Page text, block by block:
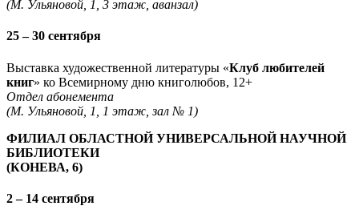
(М. Ульяновой, 1, 3 этаж, аванзал)
25 – 30 сентября
Выставка художественной литературы «Клуб любителей
книг» ко Всемирному дню книголюбов, 12+
Отдел абонемента
(М. Ульяновой, 1, 1 этаж, зал № 1)
ФИЛИАЛ ОБЛАСТНОЙ УНИВЕРСАЛЬНОЙ НАУЧНОЙ
БИБЛИОТЕКИ
(КОНЕВА, 6)
2 – 14 сентября